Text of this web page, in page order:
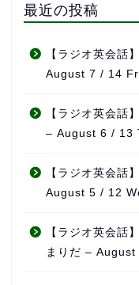
最近の投稿
【ラジオ英会
August 7 / 14
【ラジオ英会話
– August 6 / 13
【ラジオ英会話
August 5 / 12
【ラジオ英会話
まりだ –